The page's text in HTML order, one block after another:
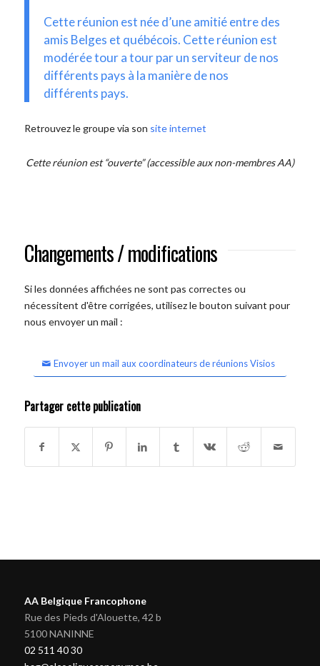
Cette réunion est née d’une amitié entre des
amis Belges et québécois. Cette réunion est
modérée tour a tour par un serviteur de nos
différents pays à la manière de nos
différents pays.
Retrouvez le groupe via son site internet
Cette réunion est “ouverte” (accessible aux non-membres AA)
Changements / modifications
Si les données affichées ne sont pas correctes ou
nécessitent d'être corrigées, utilisez le bouton suivant pour
nous envoyer un mail :
Envoyer un mail aux coordinateurs de réunions Visios
Partager cette publication
AA Belgique Francophone
Rue des Pieds d'Alouette, 42 b
5100 NANINNE
02 511 40 30